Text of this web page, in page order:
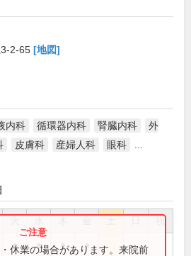
2-65 [地図]
内科 循環器内科 腎臓内科
外
皮膚科 産婦人科 眼科
祝
● ● ● ●
休業の場合があります。来院前